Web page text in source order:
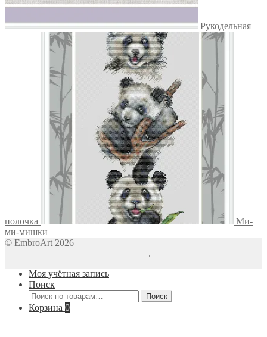
Рукодельная
полочка
Ми-
ми-мишки
© EmbroArt 2026
.
Моя учётная запись
Поиск
Искать:
Поиск
Корзина 0